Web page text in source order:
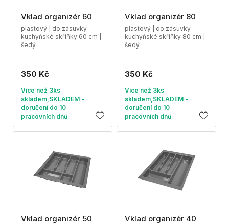
Vklad organizér 60
plastový | do zásuvky
kuchyňské skříňky 60 cm |
šedý
350 Kč
Více než 3ks
skladem,SKLADEM -
doručení do 10
pracovních dnů
Vklad organizér 80
plastový | do zásuvky
kuchyňské skříňky 80 cm |
šedý
350 Kč
Více než 3ks
skladem,SKLADEM -
doručení do 10
pracovních dnů
Vklad organizér 50 Vklad organizér 40